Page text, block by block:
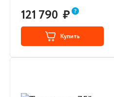
121 790 ₽
Купить